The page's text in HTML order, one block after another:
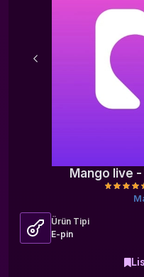
Mango live
Ürün Tipi
E-pin